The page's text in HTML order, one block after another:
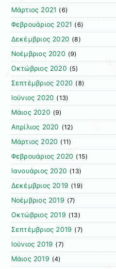
Μάρτιος 2021 (6)
Φεβρουάριος 2021 (6)
Δεκέμβριος 2020 (8)
Νοέμβριος 2020 (9)
Οκτώβριος 2020 (5)
Σεπτέμβριος 2020 (8)
Ιούνιος 2020 (13)
Μάιος 2020 (9)
Απρίλιος 2020 (12)
Μάρτιος 2020 (11)
Φεβρουάριος 2020 (15)
Ιανουάριος 2020 (13)
Δεκέμβριος 2019 (19)
Νοέμβριος 2019 (7)
Οκτώβριος 2019 (13)
Σεπτέμβριος 2019 (7)
Ιούνιος 2019 (7)
Μάιος 2019 (4)